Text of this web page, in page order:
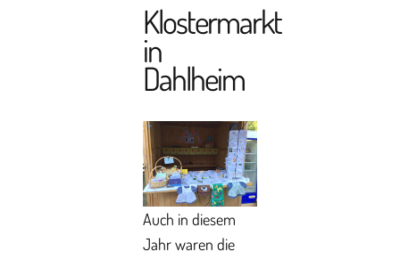
Klostermarkt
in
Dahlheim
Auch in diesem
Jahr waren die